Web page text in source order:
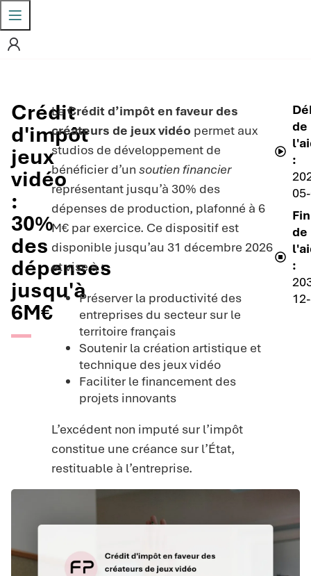
Crédit
d'impôt
jeux
vidéo
:
30%
des
dépenses
jusqu'à
6M€
LeCrédit d’impôt en faveur des
créateurs de jeux vidéo permet aux
studios de développement de
bénéficier d’un soutien financier
représentant jusqu’à 30% des
dépenses de production, plafonné à 6
M€ par exercice. Ce dispositif est
disponible jusqu’au 31 décembre 2026
et vise à :
Préserver la productivité des
entreprises du secteur sur le
territoire français
Soutenir la création artistique et
technique des jeux vidéo
Faciliter le financement des
projets innovants
L’excédent non imputé sur l’impôt
constitue une créance sur l’État,
restituable à l’entreprise.
de
:
Fin
de
: